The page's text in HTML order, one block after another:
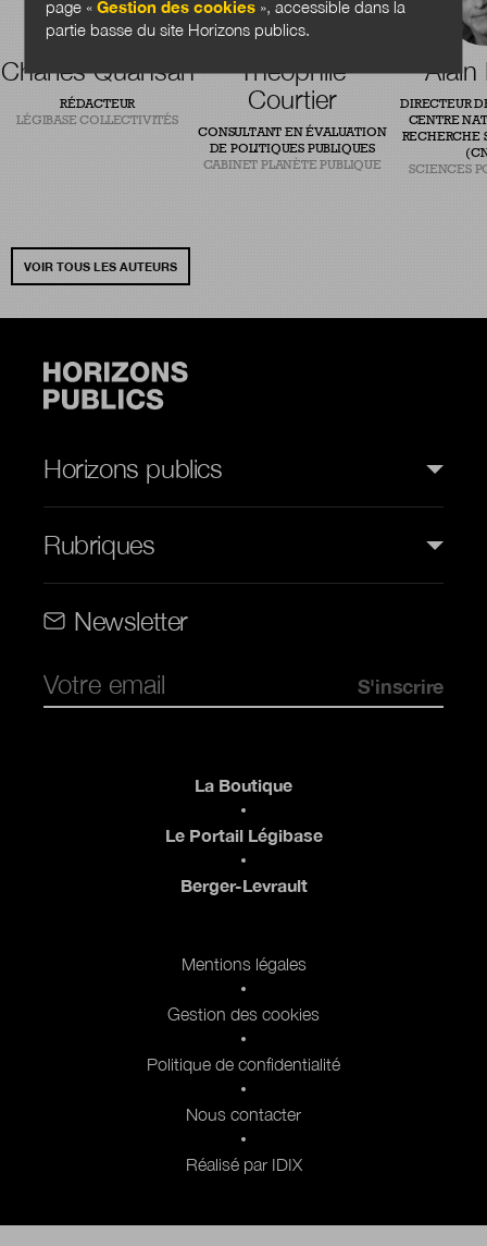
VOIR TOUS LES AUTEURS
Charles Quansah
RÉDACTEUR
LÉGIBASE COLLECTIVITÉS
Théophile
Courtier
CONSULTANT EN ÉVALUATION
DE POLITIQUES PUBLIQUES
CABINET PLANÈTE PUBLIQUE
Alain
DIRECTEUR
CENTRE
RECHERCHE
SCIENCES
Horizons publics
Rubriques
Newsletter
La Boutique
Le Portail Légibase
Berger-Levrault
Mentions légales
Gestion des cookies
Politique de confidentialité
Nous contacter
Réalisé par IDIX
page «Gestion des cookies », accessible dans la
partie basse du site Horizons publics.